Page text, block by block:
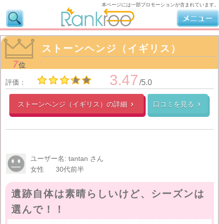
7位
ストーンヘンジ（イギリス）
評価： 3.47 /5.0
ストーンヘンジ（イギリス）の詳細  口コミを見る 
ユーザー名: tantan さん
女性
30代前半
遺跡自体は素晴らしいけど、シーズンは
選んで！！
本ページには一部プロモーションが含まれています。